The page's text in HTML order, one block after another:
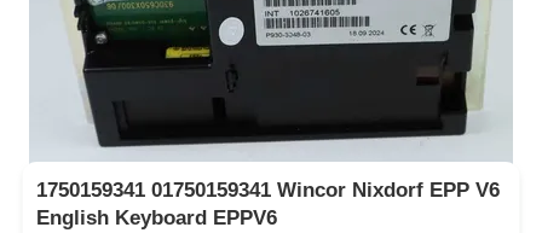
1750159341 01750159341 Wincor Nixdorf EPP V6
English Keyboard EPPV6